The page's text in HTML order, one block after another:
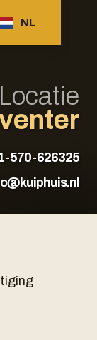
NL
Locatie
570-626325